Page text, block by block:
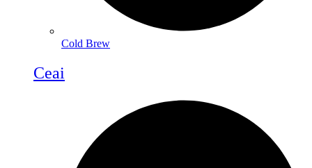
Cold Brew
Ceai